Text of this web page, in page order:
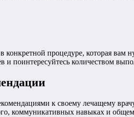
конкретной процедуре, которая
и поинтересуйтесь количеством
к своему лечащему
коммуникативных навыках и